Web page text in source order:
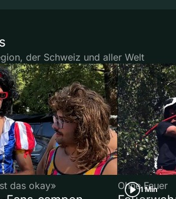
der Schweiz und aller Welt
das okay» 1 Min
Ohne Feuer